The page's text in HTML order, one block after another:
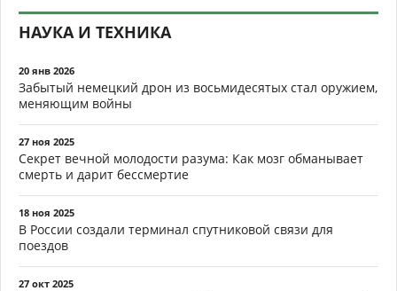
НАУКА И ТЕХНИКА
20 янв 2026
Забытый немецкий дрон из восьмидесятых стал оружием,
меняющим войны
27 ноя 2025
Секрет вечной молодости разума: Как мозг обманывает
смерть и дарит бессмертие
18 ноя 2025
В России создали терминал спутниковой связи для
поездов
27 окт 2025